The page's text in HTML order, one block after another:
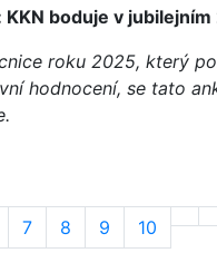
boduje v
roku 2025, který
hodnocení, se tato
7 8 9 10